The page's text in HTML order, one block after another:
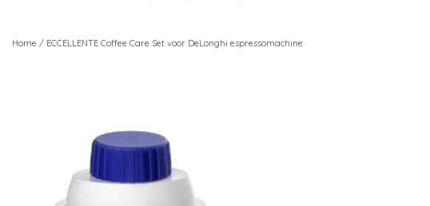
Home / ECCELLENTE Coffee Care Set voor DeLonghi espressomachine